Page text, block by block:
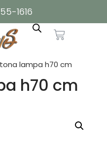
1616
lampa h70 cm
h70 cm